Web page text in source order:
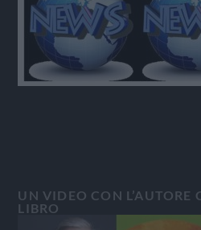
UN VIDEO CON L’AUTORE
LIBRO